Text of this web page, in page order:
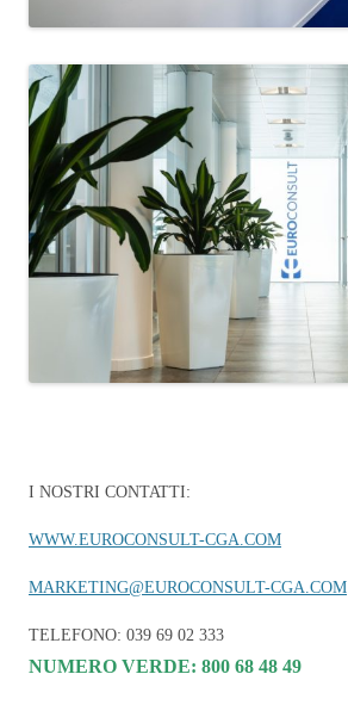
I NOSTRI CONTATTI:
WWW.EUROCONSULT-CGA.COM
MARKETING@EUROCONSULT-CGA.COM
TELEFONO: 039 69 02 333
NUMERO VERDE: 800 68 48 49